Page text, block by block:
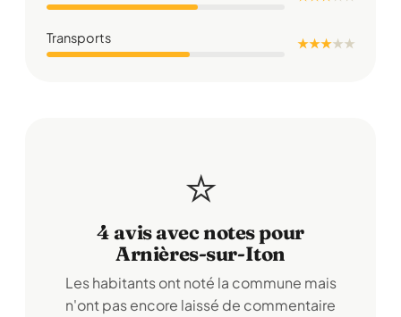
Transports ★ ★ ★★★
⭐
4 avis avec notes pour
Arnières-sur-Iton
Les habitants ont noté la commune mais
n'ont pas encore laissé de commentaire